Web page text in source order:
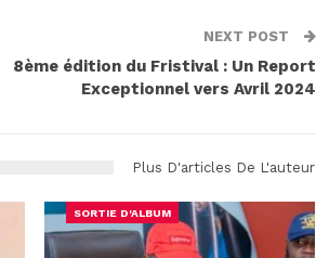
NEXT POST
8ème édition du Fristival : Un Report
Exceptionnel vers Avril 2024
Plus D'articles De L'auteur
SORTIE D'ALBUM